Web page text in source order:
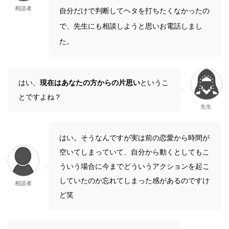
相談者
自分だけで判断してヘタを打ちたくなかったの
で、先生にも相談しようと思いお電話しまし
た。
はい、 現在はあなたの方からの片思いというこ
とですよね？
先生
相談者
はい。そうなんですが実は前の恋愛から時間が
空いてしまっていて、自分から動くとしてもこ
ういう場合に今までどういうアクションを起こ
していたのか忘れてしまった感があるのですけ
ど笑